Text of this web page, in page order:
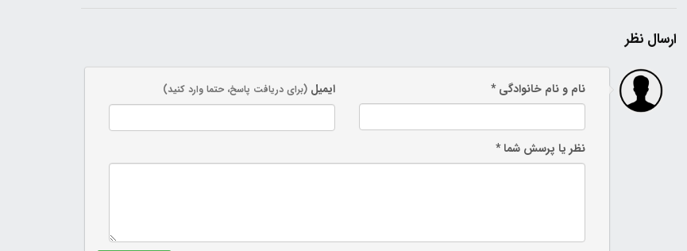
ارسال نظر
نام و نام خانوادگی * ایمیل (برای دریافت پاسخ، حتما وارد کنید)
نظر یا پرسش شما *